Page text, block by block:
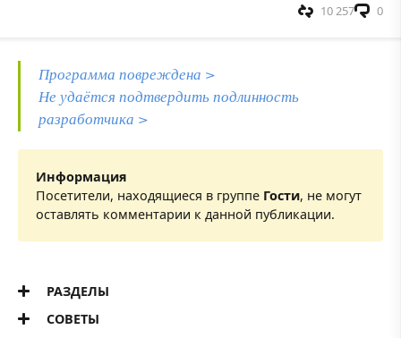
0
10 257
Программа повреждена >
Не удаётся подтвердить подлинность
разработчика >
Информация
Посетители, находящиеся в группе Гости, не могут
оставлять комментарии к данной публикации.
РАЗДЕЛЫ
СОВЕТЫ